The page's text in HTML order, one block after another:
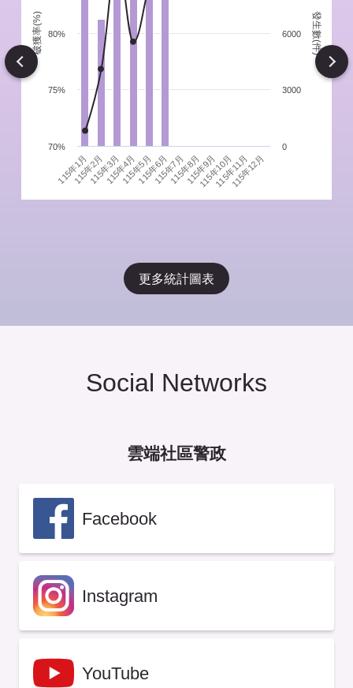
破獲率(%) 發生數(件)
115年1月
115年2月115年3月115年4月115年5月115年6月115年7月115年8月115年9月
115年10月
115年11月
115年12月
70%
75%
80%
0
3000
6000
更多統計圖表
Social Networks
雲端社區警政
Facebook
Instagram
YouTube